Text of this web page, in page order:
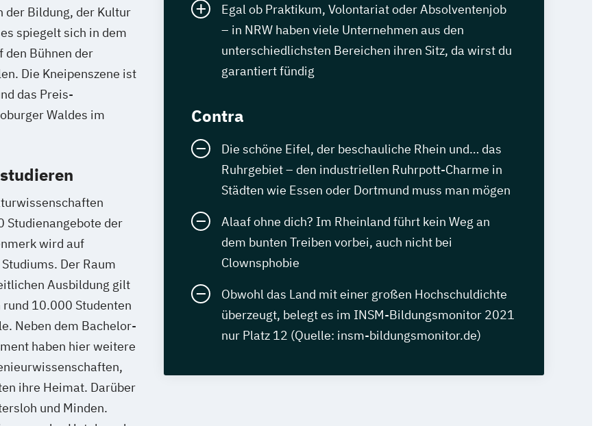
der Bildung, der Kultur
spiegelt sich in dem
Bühnen der
Die Kneipenszene ist
das Preis-
Waldes im
Studienangebote der
wird auf
Der Raum
Ausbildung gilt
rund 10.000 Studenten
Neben dem Bachelor-
haben hier weitere
ihre Heimat. Darüber
und Minden.
Egal ob Praktikum, Volontariat oder Absolventenjob
– in NRW haben viele Unternehmen aus den
unterschiedlichsten Bereichen ihren Sitz, da wirst du
garantiert fündig
Contra
Die schöne Eifel, der beschauliche Rhein und… das
Ruhrgebiet – den industriellen Ruhrpott-Charme in
Städten wie Essen oder Dortmund muss man mögen
Alaaf ohne dich? Im Rheinland führt kein Weg an
dem bunten Treiben vorbei, auch nicht bei
Clownsphobie
Obwohl das Land mit einer großen Hochschuldichte
überzeugt, belegt es im INSM-Bildungsmonitor 2021
nur Platz 12 (Quelle: insm-bildungsmonitor.de)